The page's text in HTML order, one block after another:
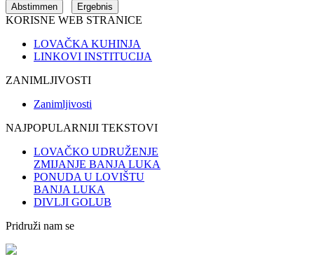
KORISNE WEB STRANICE
LOVAČKA KUHINJA
LINKOVI INSTITUCIJA
ZANIMLJIVOSTI
Zanimljivosti
NAJPOPULARNIJI TEKSTOVI
LOVAČKO UDRUŽENJE
ZMIJANJE BANJA LUKA
PONUDA U LOVIŠTU
BANJA LUKA
DIVLJI GOLUB
Pridruži nam se